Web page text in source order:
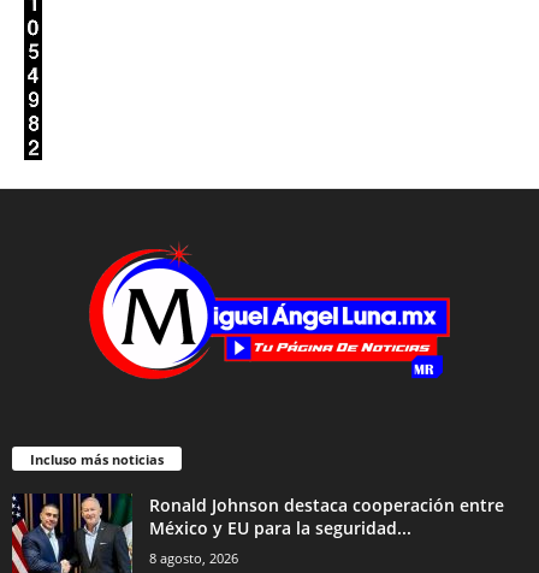
Incluso más noticias
Ronald Johnson destaca cooperación entre
México y EU para la seguridad...
8 agosto, 2026